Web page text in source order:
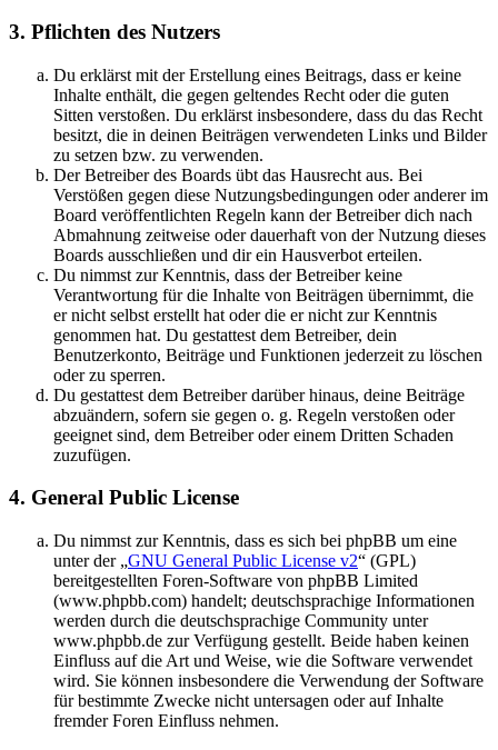
3. Pflichten des Nutzers
Du erklärst mit der Erstellung eines Beitrags, dass er keine
Inhalte enthält, die gegen geltendes Recht oder die guten
Sitten verstoßen. Du erklärst insbesondere, dass du das Recht
besitzt, die in deinen Beiträgen verwendeten Links und Bilder
zu setzen bzw. zu verwenden.
Der Betreiber des Boards übt das Hausrecht aus. Bei
Verstößen gegen diese Nutzungsbedingungen oder anderer im
Board veröffentlichten Regeln kann der Betreiber dich nach
Abmahnung zeitweise oder dauerhaft von der Nutzung dieses
Boards ausschließen und dir ein Hausverbot erteilen.
Du nimmst zur Kenntnis, dass der Betreiber keine
Verantwortung für die Inhalte von Beiträgen übernimmt, die
er nicht selbst erstellt hat oder die er nicht zur Kenntnis
genommen hat. Du gestattest dem Betreiber, dein
Benutzerkonto, Beiträge und Funktionen jederzeit zu löschen
oder zu sperren.
Du gestattest dem Betreiber darüber hinaus, deine Beiträge
abzuändern, sofern sie gegen o. g. Regeln verstoßen oder
geeignet sind, dem Betreiber oder einem Dritten Schaden
zuzufügen.
4. General Public License
Du nimmst zur Kenntnis, dass es sich bei phpBB um eine
unter der „GNU General Public License v2“ (GPL)
bereitgestellten Foren-Software von phpBB Limited
(www.phpbb.com) handelt; deutschsprachige Informationen
werden durch die deutschsprachige Community unter
www.phpbb.de zur Verfügung gestellt. Beide haben keinen
Einfluss auf die Art und Weise, wie die Software verwendet
wird. Sie können insbesondere die Verwendung der Software
für bestimmte Zwecke nicht untersagen oder auf Inhalte
fremder Foren Einfluss nehmen.